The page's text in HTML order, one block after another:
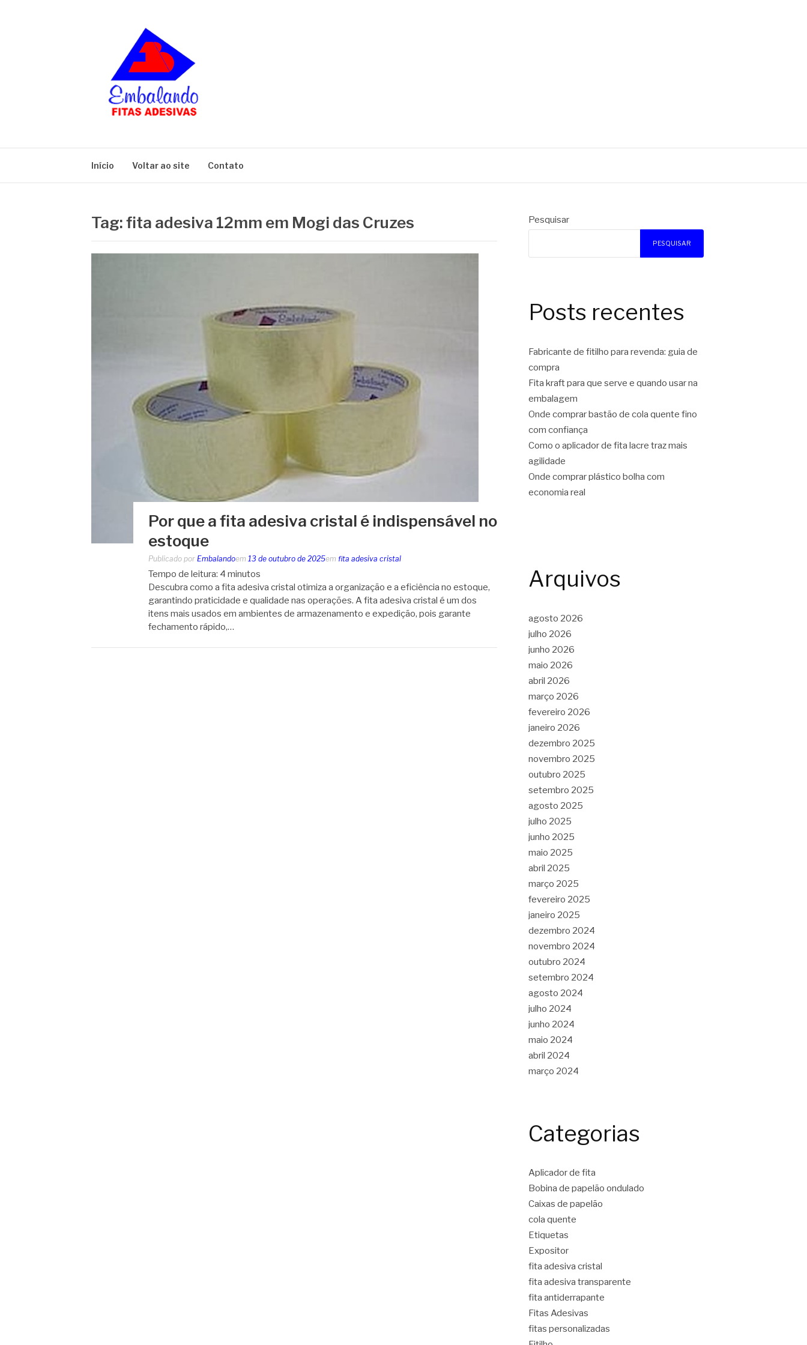
Início Voltar ao site Contato
Tag:fita adesiva 12mm em Mogi das Cruzes
Por que a fita adesiva cristal é indispensável no
estoque
Publicado por Embalandoem 13 de outubro de 2025em fita adesiva cristal
Tempo de leitura: 4 minutos
Descubra como a fita adesiva cristal otimiza a organização e a eficiência no estoque,
garantindo praticidade e qualidade nas operações. A fita adesiva cristal é um dos
itens mais usados em ambientes de armazenamento e expedição, pois garante
fechamento rápido,…
Pesquisar
PESQUISAR
Posts recentes
Fabricante de fitilho para revenda: guia de
compra
Fita kraft para que serve e quando usar na
embalagem
Onde comprar bastão de cola quente fino
com confiança
Como o aplicador de fita lacre traz mais
agilidade
Onde comprar plástico bolha com
economia real
Arquivos
agosto 2026
julho 2026
junho 2026
maio 2026
abril 2026
março 2026
fevereiro 2026
janeiro 2026
dezembro 2025
novembro 2025
outubro 2025
setembro 2025
agosto 2025
julho 2025
junho 2025
maio 2025
abril 2025
março 2025
fevereiro 2025
janeiro 2025
dezembro 2024
novembro 2024
outubro 2024
setembro 2024
agosto 2024
julho 2024
junho 2024
maio 2024
abril 2024
março 2024
Categorias
Aplicador de fita
Bobina de papelão ondulado
Caixas de papelão
cola quente
Etiquetas
Expositor
fita adesiva cristal
fita adesiva transparente
fita antiderrapante
Fitas Adesivas
fitas personalizadas